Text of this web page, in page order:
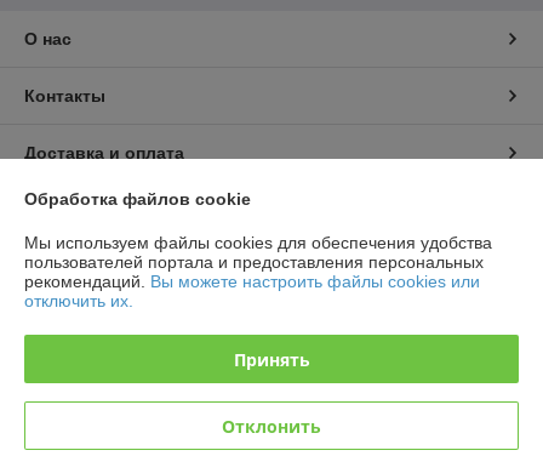
О нас
Контакты
Доставка и оплата
График работы
Полная версия сайта
Сайт создан на платформе Deal.by
Обработка файлов cookie
Мы используем файлы cookies для обеспечения удобства
пользователей портала и предоставления персональных
рекомендаций. Вы можете настроить файлы cookies или
отключить их.
Принять
Отклонить